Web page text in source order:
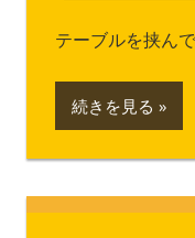
テーブルを挟ん
続きを見る